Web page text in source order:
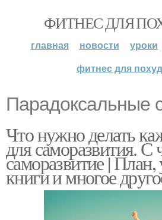
ФИТНЕС ДЛЯ
главная новости уроки
фитнес для
Парадоксальные
Что нужно делать
для саморазвития. С
саморазвитие |
книги и многое